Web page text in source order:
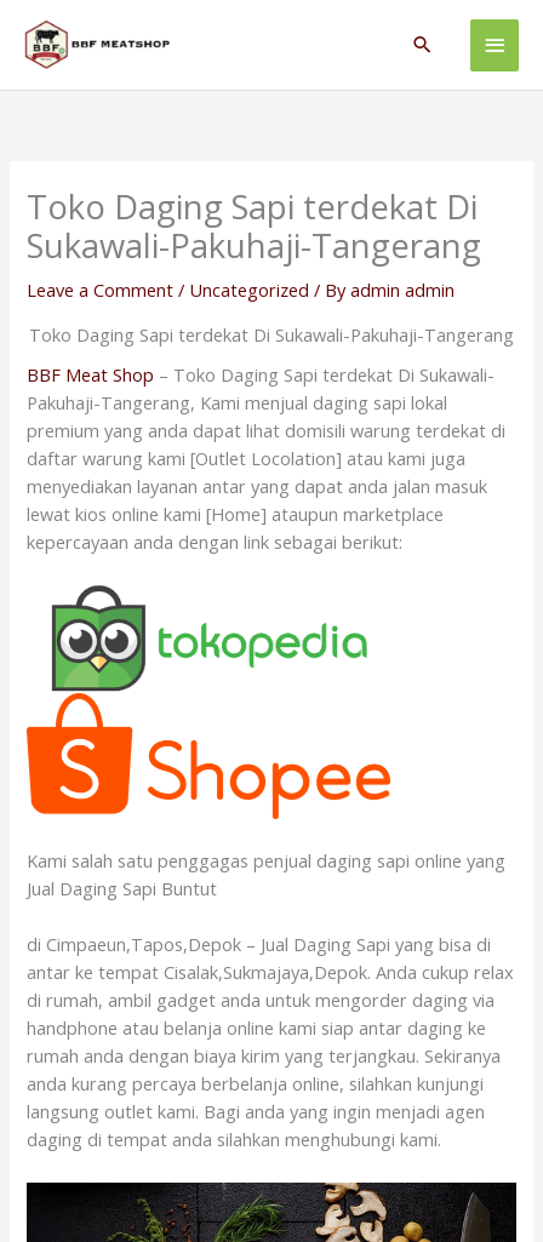
content
Main
Search
Toko Daging Sapi terdekat Di
Sukawali-Pakuhaji-Tangerang
Leave a Comment / Uncategorized / Byadmin admin
Toko Daging Sapi terdekat Di Sukawali-Pakuhaji-Tangerang
BBF Meat Shop – Toko Daging Sapi terdekat Di Sukawali-
Pakuhaji-Tangerang, Kami menjual daging sapi lokal
premium yang anda dapat lihat domisili warung terdekat di
daftar warung kami [Outlet Locolation] atau kami juga
menyediakan layanan antar yang dapat anda jalan masuk
lewat kios online kami [Home] ataupun marketplace
kepercayaan anda dengan link sebagai berikut:
Kami salah satu penggagas penjual daging sapi online yang
Jual Daging Sapi Buntut
di Cimpaeun,Tapos,Depok – Jual Daging Sapi yang bisa di
antar ke tempat Cisalak,Sukmajaya,Depok. Anda cukup relax
di rumah, ambil gadget anda untuk mengorder daging via
handphone atau belanja online kami siap antar daging ke
rumah anda dengan biaya kirim yang terjangkau. Sekiranya
anda kurang percaya berbelanja online, silahkan kunjungi
langsung outlet kami. Bagi anda yang ingin menjadi agen
daging di tempat anda silahkan menghubungi kami.